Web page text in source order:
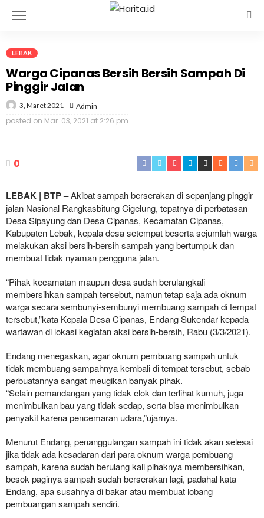
LEBAK
Warga Cipanas Bersih Bersih Sampah Di
Pinggir Jalan
3, Maret 2021 Admin
posted on Mar. 03, 2021 at 2:26 pm
0
LEBAK | BTP –Akibat sampah berserakan di sepanjang pinggir
jalan Nasional Rangkasbitung Cigelung, tepatnya di perbatasan
Desa Sipayung dan Desa Cipanas, Kecamatan Cipanas,
Kabupaten Lebak, kepala desa setempat beserta sejumlah warga
melakukan aksi bersih-bersih sampah yang bertumpuk dan
membuat tidak nyaman pengguna jalan.
“Pihak kecamatan maupun desa sudah berulangkali
membersihkan sampah tersebut, namun tetap saja ada oknum
warga secara sembunyi-sembunyi membuang sampah di tempat
tersebut,”kata Kepala Desa Cipanas, Endang Sukendar kepada
wartawan di lokasi kegiatan aksi bersih-bersih, Rabu (3/3/2021).
Endang menegaskan, agar oknum pembuang sampah untuk
tidak membuang sampahnya kembali di tempat tersebut, sebab
perbuatannya sangat meugikan banyak pihak.
“Selain pemandangan yang tidak elok dan terlihat kumuh, juga
menimbulkan bau yang tidak sedap, serta bisa menimbulkan
penyakit karena pencemaran udara,”ujarnya.
Menurut Endang, penanggulangan sampah ini tidak akan selesai
jika tidak ada kesadaran dari para oknum warga pembuang
sampah, karena sudah berulang kali pihaknya membersihkan,
besok paginya sampah sudah berserakan lagi, padahal kata
Endang, apa susahnya di bakar atau membuat lobang
pembuangan sampah sendiri.